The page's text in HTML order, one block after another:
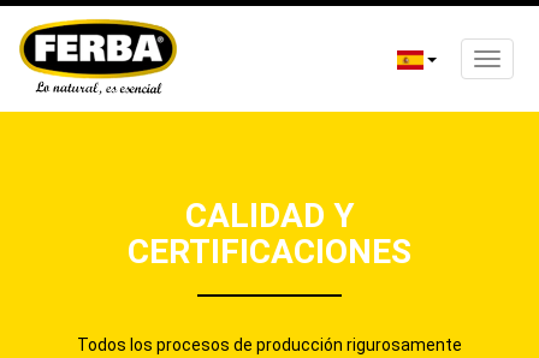
Pasar
Toggle
CALIDAD Y
CERTIFICACIONES
Todos los procesos de producción rigurosamente